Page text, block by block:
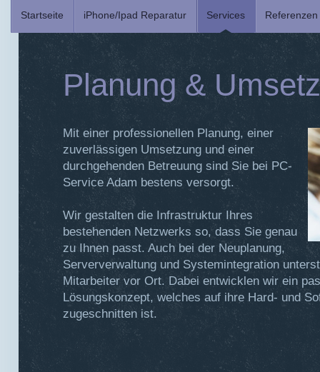
Startseite iPhone/Ipad Reparatur Services Referenzen
Planung &
Mit einer professionellen Planung, einer
zuverlässigen Umsetzung und einer
durchgehenden Betreuung sind Sie bei PC-
Service Adam bestens versorgt.
Wir gestalten die Infrastruktur Ihres
bestehenden Netzwerks so, dass Sie genau
zu Ihnen passt. Auch bei der Neuplanung,
Serververwaltung und Systemintegration
Mitarbeiter vor Ort. Dabei entwicklen wir ein
Lösungskonzept, welches auf ihre Hard- und
zugeschnitten ist.